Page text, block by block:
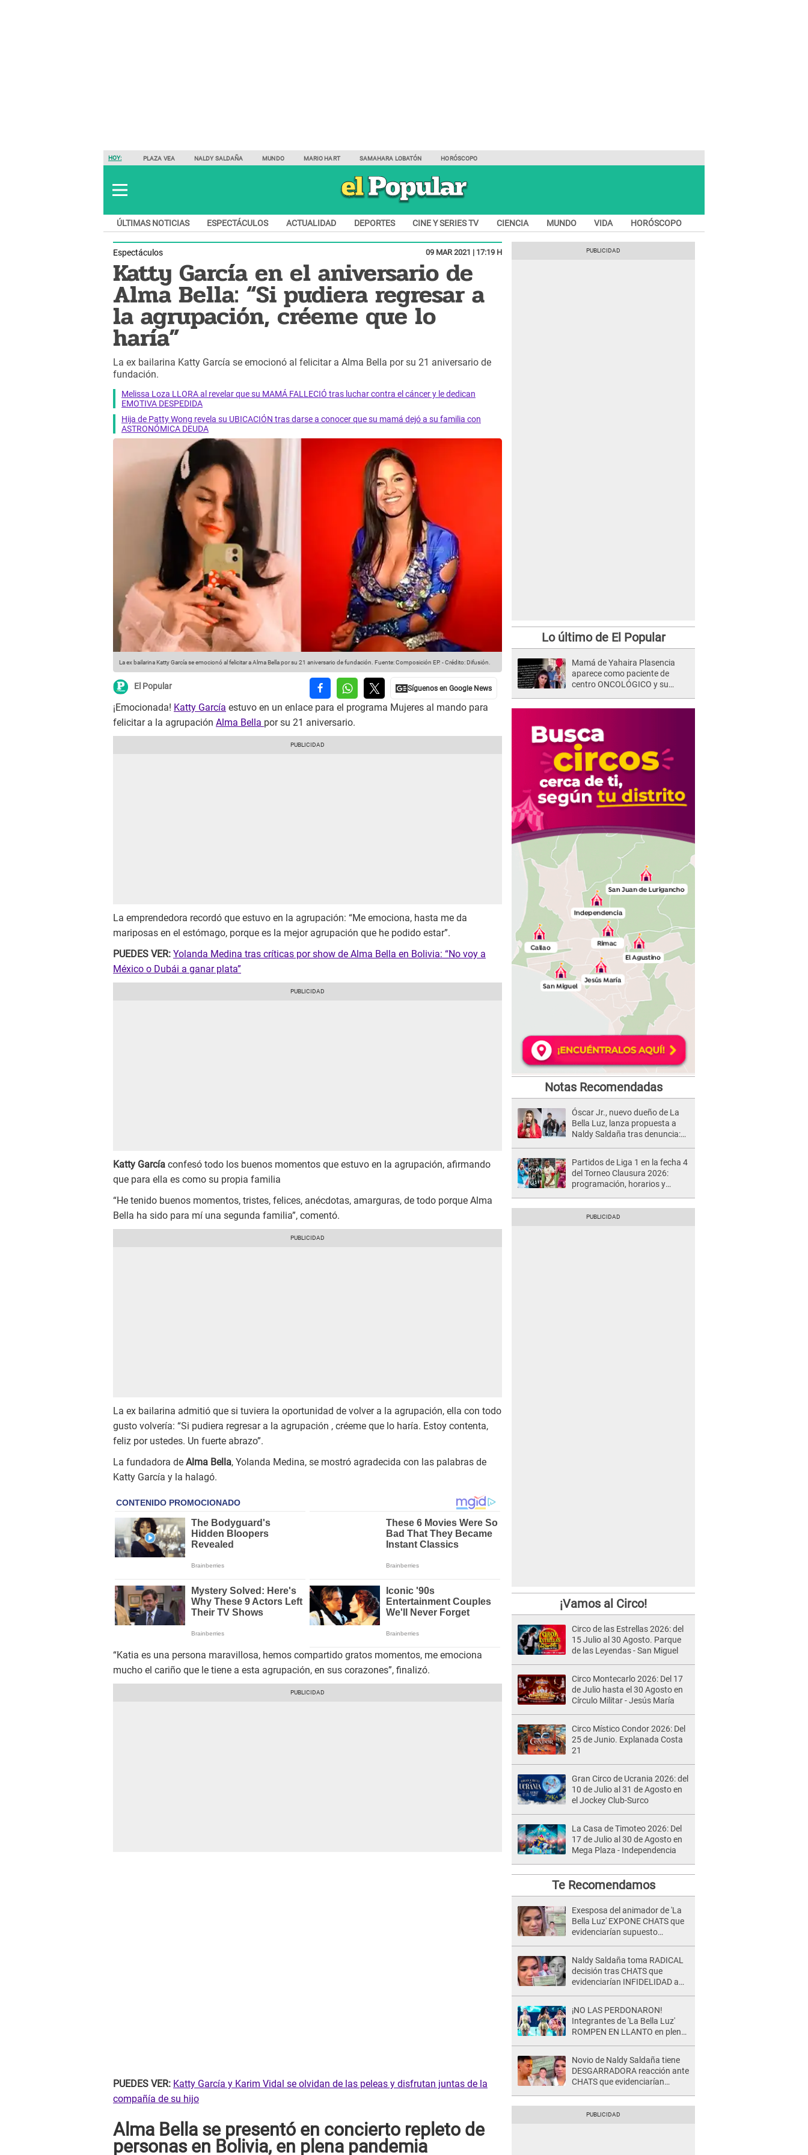
HOY: PLAZA VEA NALDY SALDAÑA MUNDO MARIO HART SAMAHARA LOBATÓN HORÓSCOPO
ÚLTIMAS NOTICIAS ESPECTÁCULOS ACTUALIDAD DEPORTES CINE Y SERIES TV CIENCIA MUNDO VIDA HORÓSCOPO
Espectáculos 09 MAR 2021 | 17:19 H
Katty García en el aniversario de
Alma Bella: “Si pudiera regresar a
la agrupación, créeme que lo
haría”
La ex bailarina Katty García se emocionó al felicitar a Alma Bella por su 21 aniversario de
fundación.
Melissa Loza LLORA al revelar que su MAMÁ FALLECIÓ tras luchar contra el cáncer y le dedican
EMOTIVA DESPEDIDA
Hija de Patty Wong revela su UBICACIÓN tras darse a conocer que su mamá dejó a su familia con
ASTRONÓMICA DEUDA
La ex bailarina Katty García se emocionó al felicitar a Alma Bella por su 21 aniversario de fundación. Fuente: Composición EP. -Crédito: Difusión.
El Popular
¡Emocionada! Katty García estuvo en un enlace para el programa Mujeres al mando para
felicitar a la agrupación Alma Bella por su 21 aniversario.
La emprendedora recordó que estuvo en la agrupación: “Me emociona, hasta me da
mariposas en el estómago, porque es la mejor agrupación que he podido estar”.
PUEDES VER: Yolanda Medina tras críticas por show de Alma Bella en Bolivia: “No voy a
México o Dubái a ganar plata”
Katty García confesó todo los buenos momentos que estuvo en la agrupación, afirmando
que para ella es como su propia familia
“He tenido buenos momentos, tristes, felices, anécdotas, amarguras, de todo porque Alma
Bella ha sido para mí una segunda familia”, comentó.
La ex bailarina admitió que si tuviera la oportunidad de volver a la agrupación, ella con todo
gusto volvería: “Si pudiera regresar a la agrupación , créeme que lo haría. Estoy contenta,
feliz por ustedes. Un fuerte abrazo”.
La fundadora de Alma Bella, Yolanda Medina, se mostró agradecida con las palabras de
Katty García y la halagó.
“Katia es una persona maravillosa, hemos compartido gratos momentos, me emociona
mucho el cariño que le tiene a esta agrupación, en sus corazones”, finalizó.
PUEDES VER: Katty García y Karim Vidal se olvidan de las peleas y disfrutan juntas de la
compañía de su hijo
Alma Bella se presentó en concierto repleto de
personas en Bolivia, en plena pandemia
Lo último de El Popular
Mamá de Yahaira Plasencia
aparece como paciente de
centro ONCOLÓGICO y su
Notas Recomendadas
Óscar Jr., nuevo dueño de La
Bella Luz, lanza propuesta a
Naldy Saldaña tras denuncia:
Partidos de Liga 1 en la fecha 4
del Torneo Clausura 2026:
programación, horarios y
¡Vamos al Circo!
Circo de las Estrellas 2026: del
15 Julio al 30 Agosto. Parque
de las Leyendas - San Miguel
Circo Montecarlo 2026: Del 17
de Julio hasta el 30 Agosto en
Círculo Militar - Jesús María
Circo Místico Condor 2026: Del
25 de Junio. Explanada Costa
21
Gran Circo de Ucrania 2026: del
10 de Julio al 31 de Agosto en
el Jockey Club-Surco
La Casa de Timoteo 2026: Del
17 de Julio al 30 de Agosto en
Mega Plaza - Independencia
Te Recomendamos
Exesposa del animador de 'La
Bella Luz' EXPONE CHATS que
evidenciarían supuesto
Naldy Saldaña toma RADICAL
decisión tras CHATS que
evidenciarían INFIDELIDAD a
¡NO LAS PERDONARON!
Integrantes de 'La Bella Luz'
ROMPEN EN LLANTO en pleno
Novio de Naldy Saldaña tiene
DESGARRADORA reacción ante
CHATS que evidenciarían